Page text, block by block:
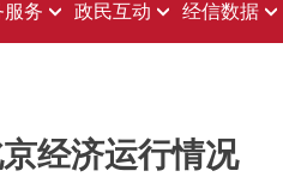
服务 政民互动 经信数据
经济运行情况